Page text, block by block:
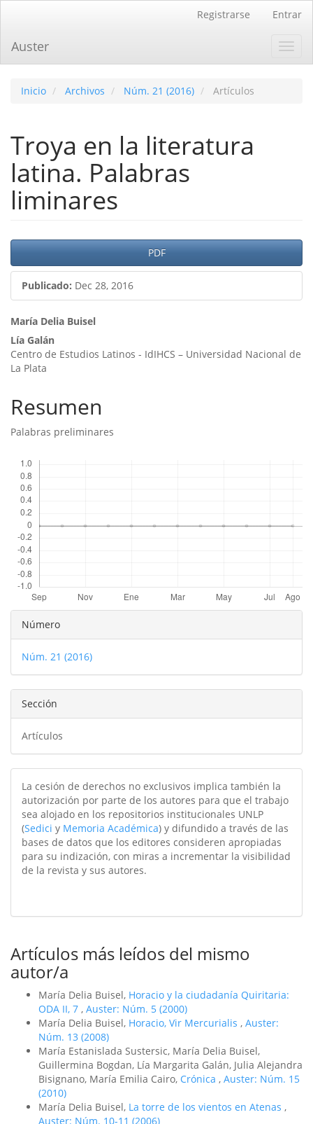
principal
Barra
Registrarse Entrar
Auster
Inicio Archivos Núm. 21 (2016) Artículos
Troya en la literatura
latina. Palabras
liminares
Barra
lateral
del
artículo
PDF
Publicado: Dec 28, 2016
Contenido
principal
del
artículo
María Delia Buisel
Lía Galán
Centro de Estudios Latinos - IdIHCS – Universidad Nacional de
La Plata
Resumen
Palabras preliminares
Detalles
del
artículo
Número
Núm. 21 (2016)
Sección
Artículos
La cesión de derechos no exclusivos implica también la
autorización por parte de los autores para que el trabajo
sea alojado en los repositorios institucionales UNLP
(Sedici y Memoria Académica) y difundido a través de las
bases de datos que los editores consideren apropiadas
para su indización, con miras a incrementar la visibilidad
de la revista y sus autores.
Artículos más leídos del mismo
autor/a
María Delia Buisel, Horacio y la ciudadaní­a Quiritaria:
ODA II, 7 , Auster: Núm. 5 (2000)
María Delia Buisel, Horacio, Vir Mercurialis , Auster:
Núm. 13 (2008)
María Estanislada Sustersic, María Delia Buisel,
Guillermina Bogdan, Lía Margarita Galán, Julia Alejandra
Bisignano, María Emilia Cairo, Crónica , Auster: Núm. 15
(2010)
María Delia Buisel, La torre de los vientos en Atenas ,
Auster: Núm. 10-11 (2006)